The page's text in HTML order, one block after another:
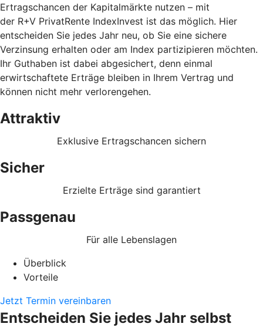
Ertragschancen der Kapitalmärkte nutzen – mit
der R+V PrivatRente IndexInvest ist das möglich. Hier
entscheiden Sie jedes Jahr neu, ob Sie eine sichere
Verzinsung erhalten oder am Index partizipieren möchten.
Ihr Guthaben ist dabei abgesichert, denn einmal
erwirtschaftete Erträge bleiben in Ihrem Vertrag und
können nicht mehr verlorengehen.
Attraktiv
Exklusive Ertragschancen sichern
Sicher
Erzielte Erträge sind garantiert
Passgenau
Für alle Lebenslagen
Überblick
Vorteile
Jetzt Termin vereinbaren
Entscheiden Sie jedes Jahr selbst